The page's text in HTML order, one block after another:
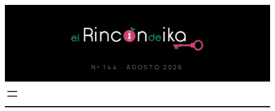
Nº 144 · AGOSTO 2026